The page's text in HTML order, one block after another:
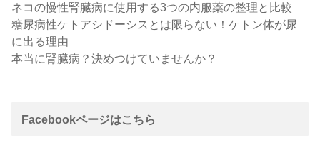
ネコの慢性腎臓病に使用する3つの内服薬の整理と比較
糖尿病性ケトアシドーシスとは限らない！ケトン体が尿
に出る理由
本当に腎臓病？決めつけていませんか？
Facebookページはこちら